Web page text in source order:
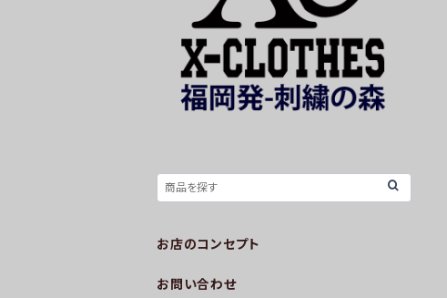
お店のコンセプト
お問い合わせ